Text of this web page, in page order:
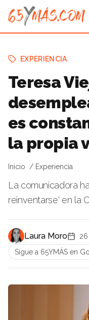
EXPERIENCIA
Teresa
es
la propia
Inicio Experiencia
La comunicadora
reinventarse' en la
Laura Moro
Sigue a 65YMÁS en